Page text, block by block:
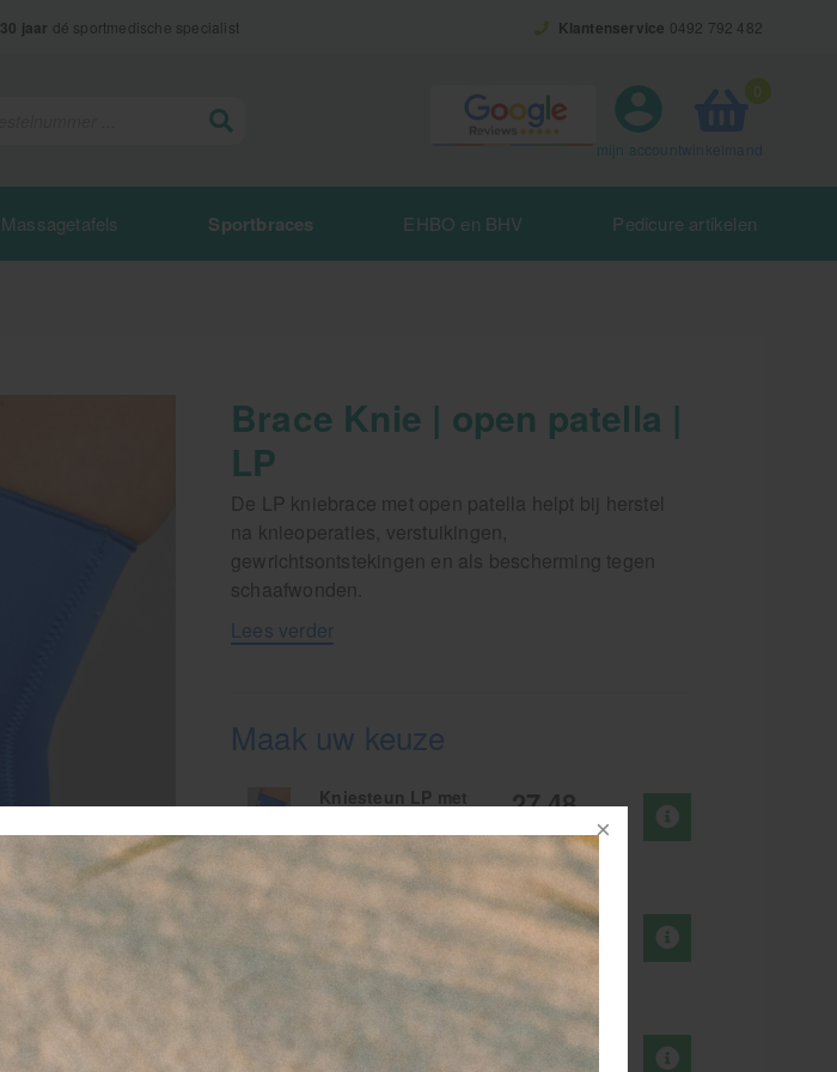
30 jaar dé sportmedische specialist Klantenservice 0492 792 482
0
mijn account
Massagetafels Sportbraces EHBO en BHV Pedicure artikelen
Brace Knie | open patella |
LP
De LP kniebrace met open patella helpt bij herstel
na knieoperaties, verstuikingen,
gewrichtsontstekingen en als bescherming tegen
schaafwonden.
Lees verder
Maak uw keuze
Kniesteun LP met
blauw
Artikelnr.
113267
27,48
Kniesteun LP met
open patella M
blauw
113268
27,48
EXCL. BTW
Kniesteun LP met
open patella L
27,48
EXCL. BTW